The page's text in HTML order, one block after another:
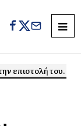
επιστολή του.